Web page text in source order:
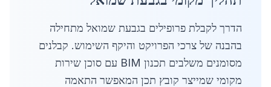
הדרך לקבלת פרופילים בגבעת שמואל מתחילה
בהבנה של צרכי הפרויקט והיקף השימוש. קבלנים
מסומנים משלבים תכנון BIM עם סוכן שירות
מקומי שמייצר קובץ תכן המאפשר התאמה